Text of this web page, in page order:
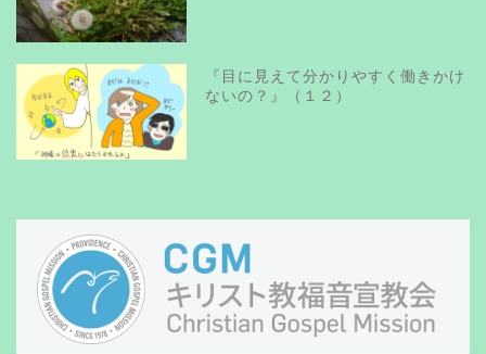
『目に見えて分かりやすく働きかけ
ないの？』（１２）